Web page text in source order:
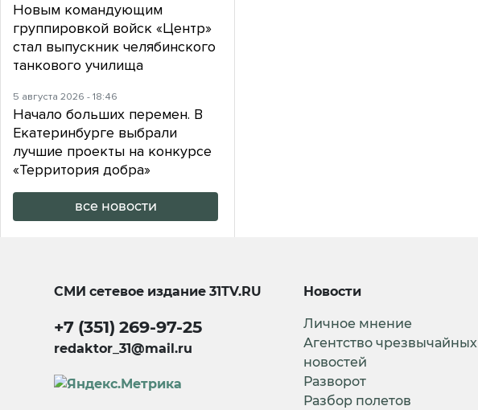
Новым командующим
группировкой войск «Центр»
стал выпускник челябинского
танкового училища
5 августа 2026 - 18:46
Начало больших перемен. В
Екатеринбурге выбрали
лучшие проекты на конкурсе
«Территория добра»
все новости
СМИ сетевое издание31TV.RU
+7 (351) 269-97-25
redaktor_31@mail.ru
Новости
Личное мнение
Агентство чрезвычайных
новостей
Разворот
Разбор полетов